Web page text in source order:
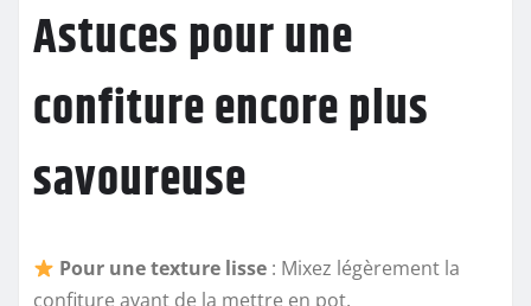
Astuces pour une
confiture encore plus
savoureuse
Pour une texture lisse : Mixez légèrement la
confiture avant de la mettre en pot.